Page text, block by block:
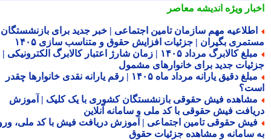
ویژهاندیشه معاصر
مهم سازمان تامین اجتماعی | خبر جدید برای بازنشستگان و
بگیران | جزئیات افزایش حقوق و متناسب سازی ۱۴۰۵
مبلغ کالابرگ مرداد ۱۴۰۵ | زمان شارژ اعتبار کالابرگ الکترونیکی |
جدید برای خانوارهای مشمول
مبلغ دقیق یارانه مرداد ماه ۱۴۰۵ | رقم یارانه نقدی خانوارها چقدر
فیش حقوقی بازنشستگان کشوری با یک کلیک | آموزش
فیش حقوقی با کد ملی و سامانه آنلاین
حقوقی تامین اجتماعی | آموزش دریافت فیش با کد ملی، ورود
سامانه و مشاهده جزئیات حقوق